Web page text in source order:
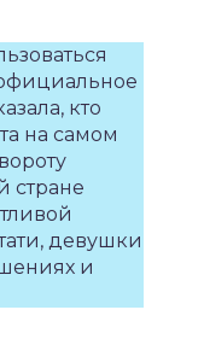
кто
на самом
стране
девушки
и